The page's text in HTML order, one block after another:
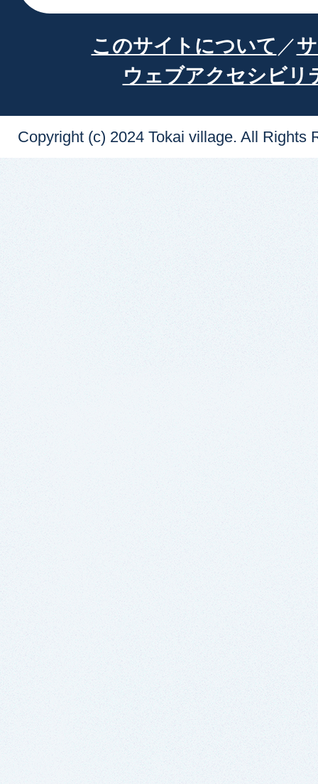
このサイトについて
ウェブアクセシビリ
Copyright (c) 2024 Tokai village. All Rights